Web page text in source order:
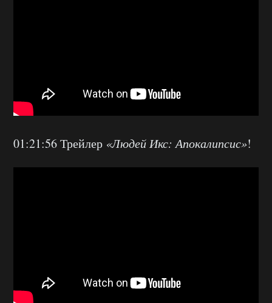
01:21:56 Трейлер «Людей Икс: Апокалипсис»!